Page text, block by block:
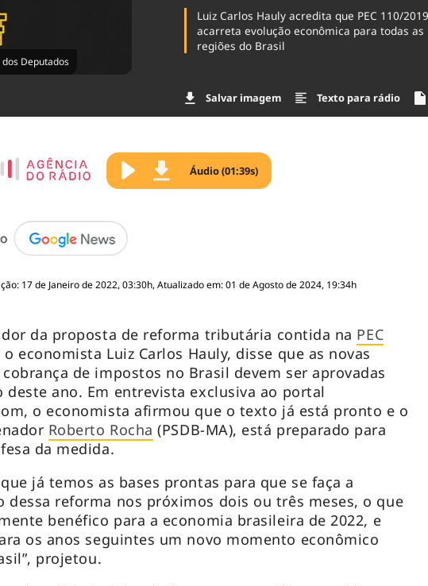
Deputados
Luiz Carlos Hauly acredita que PEC 110/2019
acarreta evolução econômica para todas as
regiões do Brasil
Salvar imagem Texto para rádio
Áudio (01:39s)
17 de Janeiro de 2022, 03:30h, Atualizado em: 01 de Agosto de 2024, 19:34h
da proposta de reforma tributária contida na PEC
o economista Luiz Carlos Hauly, disse que as novas
de impostos no Brasil devem ser aprovadas
deste ano. Em entrevista exclusiva ao portal
o economista afirmou que o texto já está pronto e o
Roberto Rocha (PSDB-MA), está preparado para
da medida.
já temos as bases prontas para que se faça a
dessa reforma nos próximos dois ou três meses, o que
benéfico para a economia brasileira de 2022, e
os anos seguintes um novo momento econômico
projetou.